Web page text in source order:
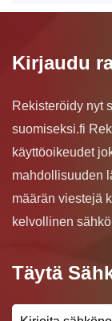
Kirjaudu
Rekisteröidy nyt
suomiseksi.fi
käyttöoikeudet
mahdollisuuden
määrän viestejä
kelvollinen
Täytä